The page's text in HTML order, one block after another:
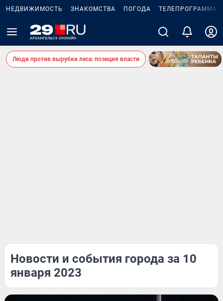
НЕДВИЖИМОСТЬ ЗНАКОМСТВА ПОГОДА ТЕЛЕПРОГРАММА
Люди против вырубки леса: позиция власти
Новости и события города за 10
января 2023